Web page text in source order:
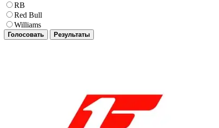
RB
Red Bull
Williams
Голосовать Результаты